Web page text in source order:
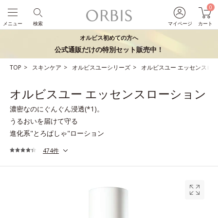
マイページ
0
カート
検索
メニュー
オルビス初めての方へ
公式通販だけの特別セット販売中！
TOP スキンケア オルビスユーシリーズ オルビスユー エッセンスロ
オルビスユー エッセンスローション
濃密なのにぐんぐん浸透(*1)。
うるおいを届けて守る
進化系"とろぱしゃ"ローション
474件